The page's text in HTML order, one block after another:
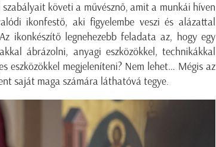
követi a művésznő, amit a munkái híven
ikonfestő, aki figyelembe veszi és alázattal
ikonkészítő legnehezebb feladata az, hogy egy
ábrázolni, anyagi eszközökkel, technikákkal
eszközökkel megjeleníteni? Nem lehet… Mégis az
saját maga számára láthatóvá tegye.